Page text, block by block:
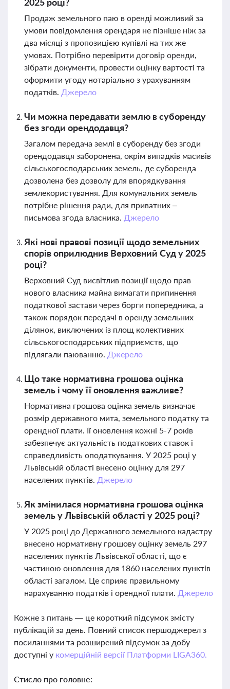
Продаж земельного паю в оренді можливий за
умови повідомлення орендаря не пізніше ніж за
два місяці з пропозицією купівлі на тих же
умовах. Потрібно перевірити договір оренди,
зібрати документи, провести оцінку вартості та
оформити угоду нотаріально з урахуванням
податків. Джерело
Чи можна передавати землю в суборенду
без згоди орендодавця?
Загалом передача землі в суборенду без згоди
орендодавця заборонена, окрім випадків масивів
сільськогосподарських земель, де суборенда
дозволена без дозволу для впорядкування
землекористування. Для комунальних земель
потрібне рішення ради, для приватних –
письмова згода власника. Джерело
Які нові правові позиції щодо земельних
спорів оприлюднив Верховний Суд у 2025
році?
Верховний Суд висвітлив позиції щодо прав
нового власника майна вимагати припинення
податкової застави через борги попередника, а
також порядок передачі в оренду земельних
ділянок, виключених із площ колективних
сільськогосподарських підприємств, що
підлягали паюванню. Джерело
Що таке нормативна грошова оцінка
земель і чому її оновлення важливе?
Нормативна грошова оцінка земель визначає
розмір державного мита, земельного податку та
орендної плати. Її оновлення кожні 5-7 років
забезпечує актуальність податкових ставок і
справедливість оподаткування. У 2025 році у
Львівській області внесено оцінку для 297
населених пунктів. Джерело
Як змінилася нормативна грошова оцінка
земель у Львівській області у 2025 році?
У 2025 році до Державного земельного кадастру
внесено нормативну грошову оцінку земель 297
населених пунктів Львівської області, що є
частиною оновлення для 1860 населених пунктів
області загалом. Це сприяє правильному
нарахуванню податків і орендної плати. Джерело
Кожне з питань — це короткий підсумок змісту
публікацій за день. Повний список першоджерел з
посиланнями та розширений підсумок за добу
доступні у комерційній версії Платформи LIGA360.
Стисло про головне: